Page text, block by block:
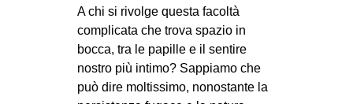
A chi si rivolge questa facoltà
complicata che trova spazio in
bocca, tra le papille e il sentire
nostro più intimo? Sappiamo che
può dire moltissimo, nonostante la